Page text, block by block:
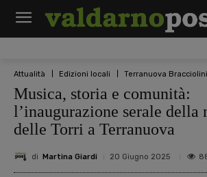
Attualità Edizioni locali Terranuova Bracciolini
Musica, storia e comunità:
l’inaugurazione serale della
delle Torri a Terranuova
di Martina Giardi 20 Giugno 2025